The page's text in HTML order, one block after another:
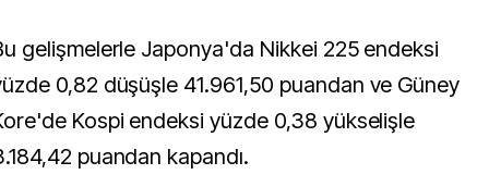
gelişmelerle Japonya'da Nikkei 225 endeksi
0,82 düşüşle 41.961,50 puandan ve Güney
Kospi endeksi yüzde 0,38 yükselişle
puandan kapandı.